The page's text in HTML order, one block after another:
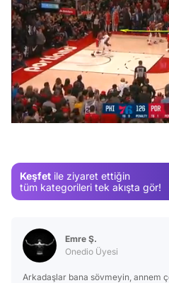
/
Keşfet ile ziyaret ettiğin
tüm kategorileri tek akışta gör!
Emre Ş.
Onedio Üyesi
Arkadaşlar bana sövmeyin, annem